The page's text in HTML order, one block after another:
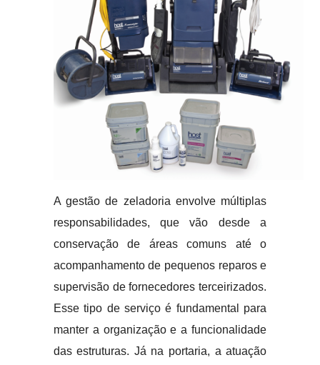
A gestão de zeladoria envolve múltiplas
responsabilidades, que vão desde a
conservação de áreas comuns até o
acompanhamento de pequenos reparos e
supervisão de fornecedores terceirizados.
Esse tipo de serviço é fundamental para
manter a organização e a funcionalidade
das estruturas. Já na portaria, a atuação